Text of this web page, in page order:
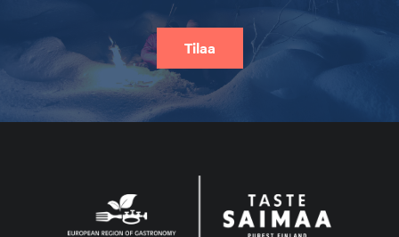
Tilaa